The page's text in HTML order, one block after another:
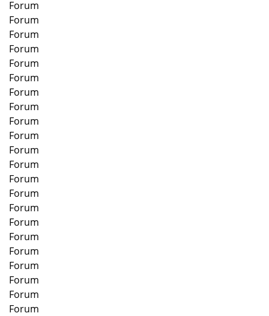
Forum
Forum
Forum
Forum
Forum
Forum
Forum
Forum
Forum
Forum
Forum
Forum
Forum
Forum
Forum
Forum
Forum
Forum
Forum
Forum
Forum
Forum